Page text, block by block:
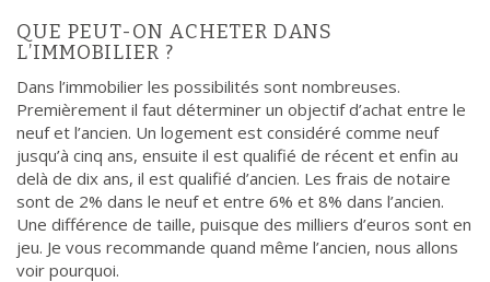
QUE PEUT-ON ACHETER DANS
L’IMMOBILIER ?
Dans l’immobilier les possibilités sont nombreuses.
Premièrement il faut déterminer un objectif d’achat entre le
neuf et l’ancien. Un logement est considéré comme neuf
jusqu’à cinq ans, ensuite il est qualifié de récent et enfin au
delà de dix ans, il est qualifié d’ancien. Les frais de notaire
sont de 2% dans le neuf et entre 6% et 8% dans l’ancien.
Une différence de taille, puisque des milliers d’euros sont en
jeu. Je vous recommande quand même l’ancien, nous allons
voir pourquoi.